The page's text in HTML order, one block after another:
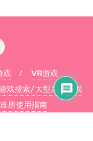
戏
VR游戏
戏搜索/大型系列游戏
所使用指南